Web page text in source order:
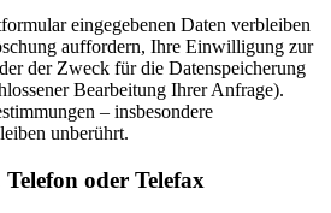
eingegebenen Daten verbleiben
auffordern, Ihre Einwilligung zur
der Zweck für die Datenspeicherung
Bearbeitung Ihrer Anfrage).
– insbesondere
unberührt.
oder Telefax